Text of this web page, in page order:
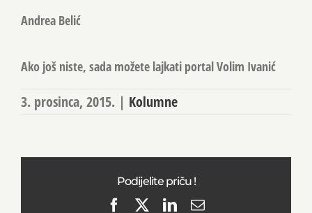
Andrea Belić
Ako još niste, sada možete lajkati portal Volim Ivanić
3. prosinca, 2015. | Kolumne
Podijelite priču !
FacebookLinkedIn
Email